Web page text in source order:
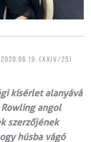
2020.06.19. (XXIV/25)
kísérlet alanyává
angol
szerzőjének
húsba vágó